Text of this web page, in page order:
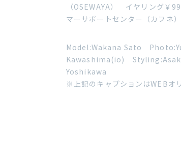
（OSEWAYA） イヤリング￥
マーサポートセンター（カフ
Model:Wakana Sato
Kawashima(io)
Yoshikawa
※上記のキャプションはWEBオ